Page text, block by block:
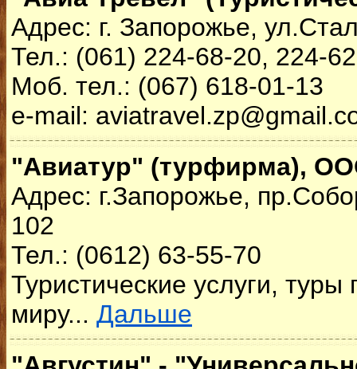
Адрес: г. Запорожье,
Тел.: (061) 224-68-20, 224-
Моб. тел.: (067) 618-01-13
e-mail:
"Авиатур" (турфирма),
Адрес: г.Запорожье,
102
Тел.: (0612) 63-55-70
Туристические услуги,
миру... Дальше